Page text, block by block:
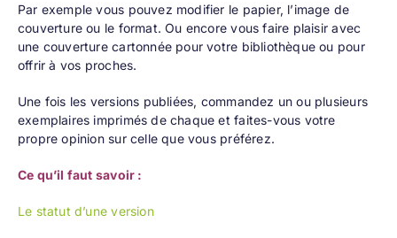
Par exemple vous pouvez modifier le papier, l’image de
couverture ou le format. Ou encore vous faire plaisir avec
une couverture cartonnée pour votre bibliothèque ou pour
offrir à vos proches.
Une fois les versions publiées, commandez un ou plusieurs
exemplaires imprimés de chaque et faites-vous votre
propre opinion sur celle que vous préférez.
Ce qu’il faut savoir :
Le statut d’une version